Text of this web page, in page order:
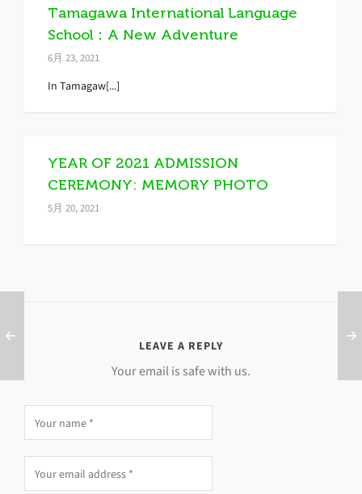
Tamagawa International Language
School：A New Adventure
6月 23, 2021
In Tamagaw[...]
YEAR OF 2021 ADMISSION
CEREMONY: MEMORY PHOTO
5月 20, 2021
LEAVE A REPLY
Your email is safe with us.